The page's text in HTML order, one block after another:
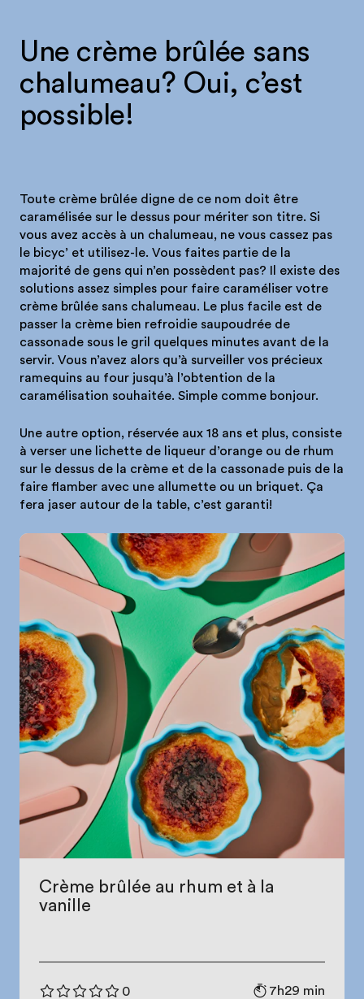
Une crème brûlée sans
chalumeau? Oui, c’est
possible!
Toute crème brûlée digne de ce nom doit être
caramélisée sur le dessus pour mériter son titre. Si
vous avez accès à un chalumeau, ne vous cassez pas
le bicyc’ et utilisez-le. Vous faites partie de la
majorité de gens qui n’en possèdent pas? Il existe des
solutions assez simples pour faire caraméliser votre
crème brûlée sans chalumeau. Le plus facile est de
passer la crème bien refroidie saupoudrée de
cassonade sous le gril quelques minutes avant de la
servir. Vous n’avez alors qu’à surveiller vos précieux
ramequins au four jusqu’à l’obtention de la
caramélisation souhaitée. Simple comme bonjour.
Une autre option, réservée aux 18 ans et plus, consiste
à verser une lichette de liqueur d’orange ou de rhum
sur le dessus de la crème et de la cassonade puis de la
faire flamber avec une allumette ou un briquet. Ça
fera jaser autour de la table, c’est garanti!
Crème brûlée au rhum et à la
vanille
0 7h29 min